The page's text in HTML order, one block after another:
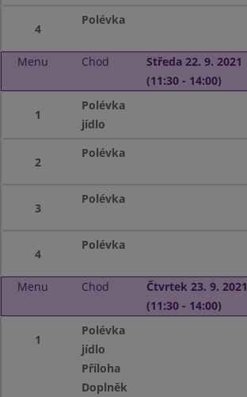
4
Polévka
Menu Chod
Středa 22. 9. 2021
(11:30 - 14:00)
1
Polévka
jídlo
2
Polévka
3
Polévka
4
Polévka
Menu Chod
Čtvrtek 23. 9. 2021
(11:30 - 14:00)
1
Polévka
jídlo
Příloha
Doplněk